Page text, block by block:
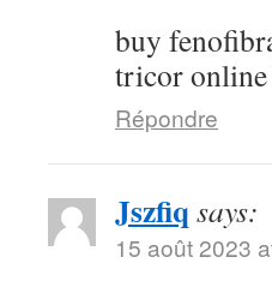
buy
tricor
Répondre
Jszfiq says:
15 août 2023